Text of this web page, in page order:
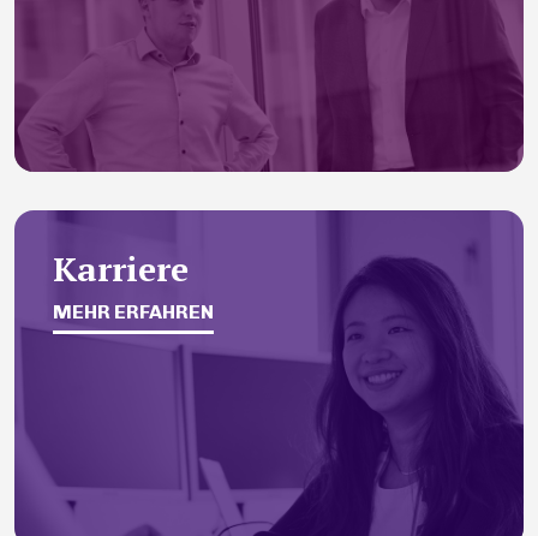
Karriere
MEHR ERFAHREN